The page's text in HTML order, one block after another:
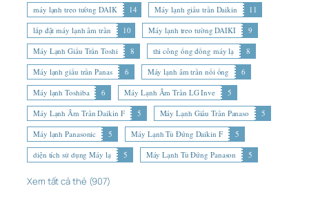
máy lạnh treo tường DAIK
14 Máy lạnh giấu trần Daikin
11
lắp đặt máy lạnh âm trần
10 Máy lạnh treo tường DAIKI
9
Máy Lạnh Giấu Trần Toshi
8 thi công ống đồng máy lạ
8
Máy lạnh giấu trần Panas
6 Máy lạnh âm trần nối ống
6
Máy lạnh Toshiba
6 Máy Lạnh Âm Trần LG Inve
5
Máy Lạnh Âm Trần Daikin F
5 Máy Lạnh Giấu Trần Panaso
5
Máy lạnh Panasonic
5 Máy Lạnh Tủ Đứng Daikin F
5
diện tích sử dụng Máy lạ
5 Máy Lạnh Tủ Đứng Panason 5
Xem tất cả thẻ (907)